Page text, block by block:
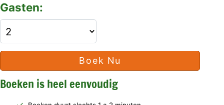
Gasten:
Boek Nu
Boeken is heel eenvoudig